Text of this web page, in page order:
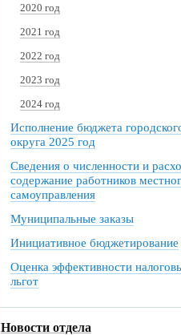
2020 год
2021 год
2022 год
2023 год
2024 год
Исполнение бюджета
округа 2025 год
Сведения о численности и
содержание работников
самоуправления
Муниципальные заказы
Инициативное бюджетирование
Оценка эффективности
льгот
Новости отдела